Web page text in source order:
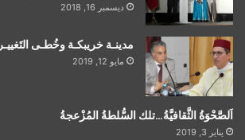
ديسمبر 16, 2018
مدينـة خريبكـة وخُطـى التَغييـر
مايو 12, 2019
اَلصَّحْوَةُ الثَّقافيَّةُ…تلك السُّلطةُ المُزْعجةُ
يناير 3, 2019